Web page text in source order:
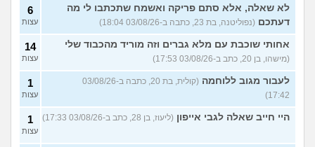
לא שאלה, אלא סתם פריקה ואשמח שתכתבו לי מה
דעתכם (נפוליטנה, בת 23, כתבה ב-03/08/26 18:04)
6
עצות
אחותי שוכבת עם מלא גברים וזה מוריד מהכבוד שלי
(מישהו, בן 20, כתב ב-03/08/26 17:53)
14
עצות
לעבור מגוב ללוחמה
(קולית, בת 20, כתבה ב-03/08/26
17:42)
1
עצות
היי חייב שאלה לגבי אייפון (ליעוז, בן 28, כתב ב-03/08/26 17:33) 1
עצות